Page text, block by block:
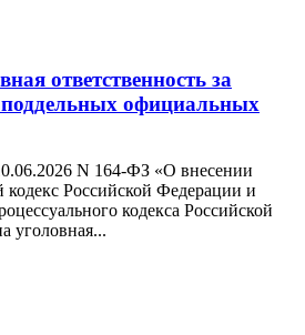
ответственность за
поддельных официальных
N 164-ФЗ «О внесении
Российской Федерации и
кодекса Российской
уголовная...